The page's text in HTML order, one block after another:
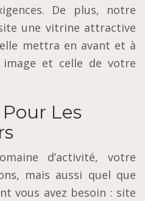
De plus, notre
une vitrine attractive
mettra en avant et à
et celle de votre
Les
d’activité, votre
mais aussi quel que
vous avez besoin : site